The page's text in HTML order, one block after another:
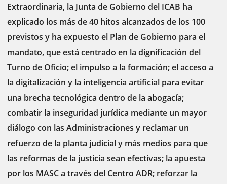
Extraordinaria, la Junta de Gobierno del ICAB ha
explicado los más de 40 hitos alcanzados de los 100
previstos y ha expuesto el Plan de Gobierno para el
mandato, que está centrado en la dignificación del
Turno de Oficio; el impulso a la formación; el acceso a
la digitalización y la inteligencia artificial para evitar
una brecha tecnológica dentro de la abogacía;
combatir la inseguridad jurídica mediante un mayor
diálogo con las Administraciones y reclamar un
refuerzo de la planta judicial y más medios para que
las reformas de la justicia sean efectivas; la apuesta
por los MASC a través del Centro ADR; reforzar la